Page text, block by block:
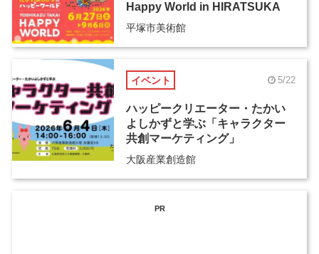
Happy World in HIRATSUKA
平塚市美術館
イベント 5/22
ハッピークリエーター・たかい
よしかずと学ぶ「キャラクター
共創マーケティング」
大阪産業創造館
PR